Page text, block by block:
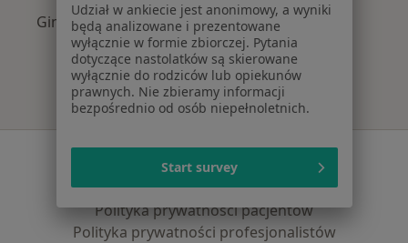
Ginekolodzy z PZU Zdrowie w Puławach
Serwis
Regulamin
Polityka prywatności pacjentów
Polityka prywatności profesjonalistów
Udział w ankiecie jest anonimowy, a wyniki
będą analizowane i prezentowane
wyłącznie w formie zbiorczej. Pytania
dotyczące nastolatków są skierowane
wyłącznie do rodziców lub opiekunów
prawnych. Nie zbieramy informacji
bezpośrednio od osób niepełnoletnich.
Start survey